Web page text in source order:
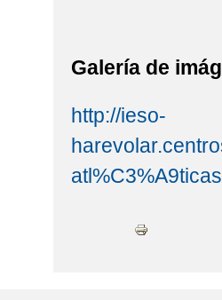
Galería de
http://ieso-